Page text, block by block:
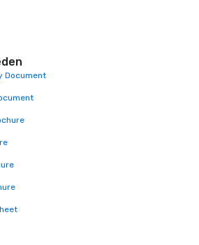
Document